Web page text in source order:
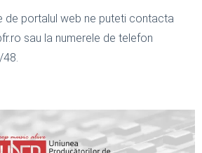
de portalul web ne puteti contacta
sau la numerele de telefon